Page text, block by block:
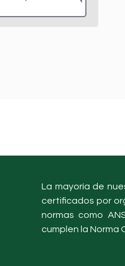
La mayoría de
certificados por
normas como
cumplen la Norma